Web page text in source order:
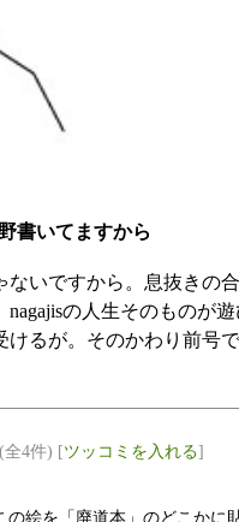
書いてますから
ないですから。息抜きの
の人生そのものが
けるが。そのかわり前号
全4件) [ツッコミを入れる]
の絵を「廃道本」のどこかに